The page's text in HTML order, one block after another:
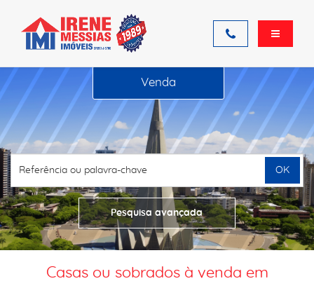
Venda
Pesquisa avançada
OK
Casas ou sobrados à venda em